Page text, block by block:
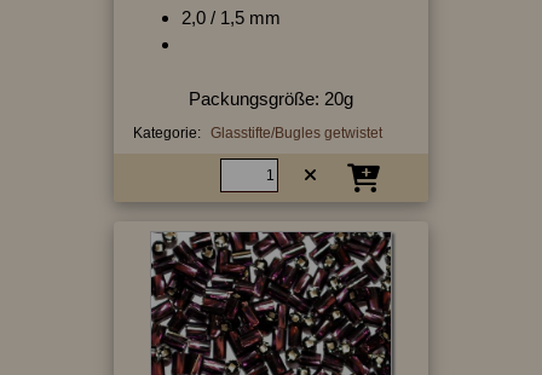
2,0 / 1,5 mm
Packungsgröße: 20g
Kategorie: Glasstifte/Bugles getwistet